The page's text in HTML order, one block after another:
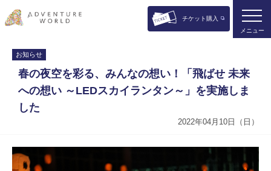
チケット購入
メニュー
お知らせ
春の夜空を彩る、みんなの想い！「飛ばせ 未来
への想い ～LEDスカイランタン～」を実施しま
した
2022年04月10日（日）